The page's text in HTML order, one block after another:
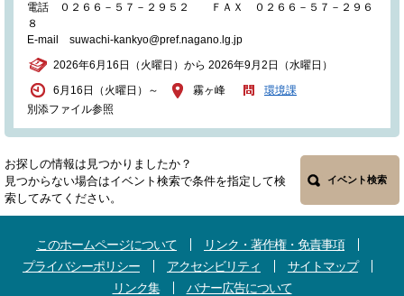
電話 ０２６６－５７－２９５２ ＦＡＸ ０２６６－５７－２９６
８
E-mail suwachi-kankyo@pref.nagano.lg.jp
2026年6月16日（火曜日）から 2026年9月2日（水曜日）
6月16日（火曜日）～
別添ファイル参照
霧ヶ峰 環境課
お探しの情報は見つかりましたか？
見つからない場合はイベント検索で条件を指定して検
索してみてください。
イベント検索
このホームページについて
リンク・著作権・免責事項
プライバシーポリシー
アクセシビリティ
サイトマップ
リンク集
バナー広告について